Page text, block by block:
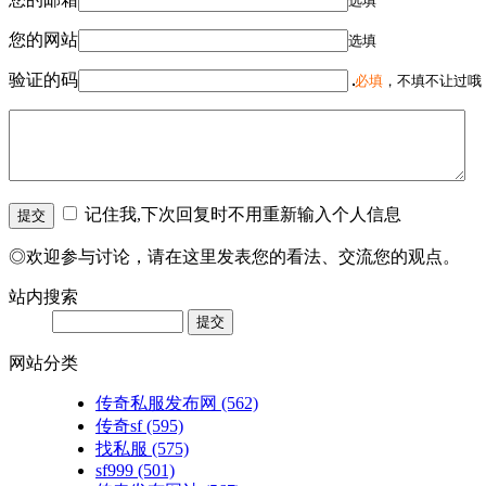
您的网站 选填
验证的码 必填 ，不填不让过
记住我,下次回复时不用重新输入个人信息
◎欢迎参与讨论，请在这里发表您的看法、交流您的观点。
站内搜索
网站分类
传奇私服发布网 (562)
传奇sf(595)
找私服 (575)
sf999 (501)